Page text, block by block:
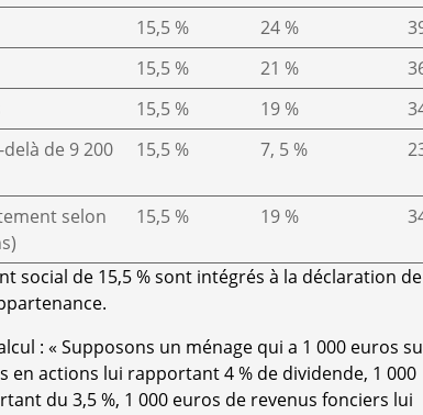
15,5 % 24 %
15,5 % 21 %
15,5 % 19 %
de 9 200
15,5 % 7, 5 %
selon
15,5 % 19 %
social de 15,5 % sont intégrés à la déclaration de
: « Supposons un ménage qui a 1 000 euros
en actions lui rapportant 4 % de dividende, 1 000
du 3,5 %, 1 000 euros de revenus fonciers lui